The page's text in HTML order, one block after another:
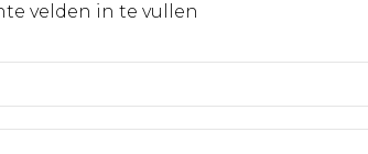
velden in te vullen